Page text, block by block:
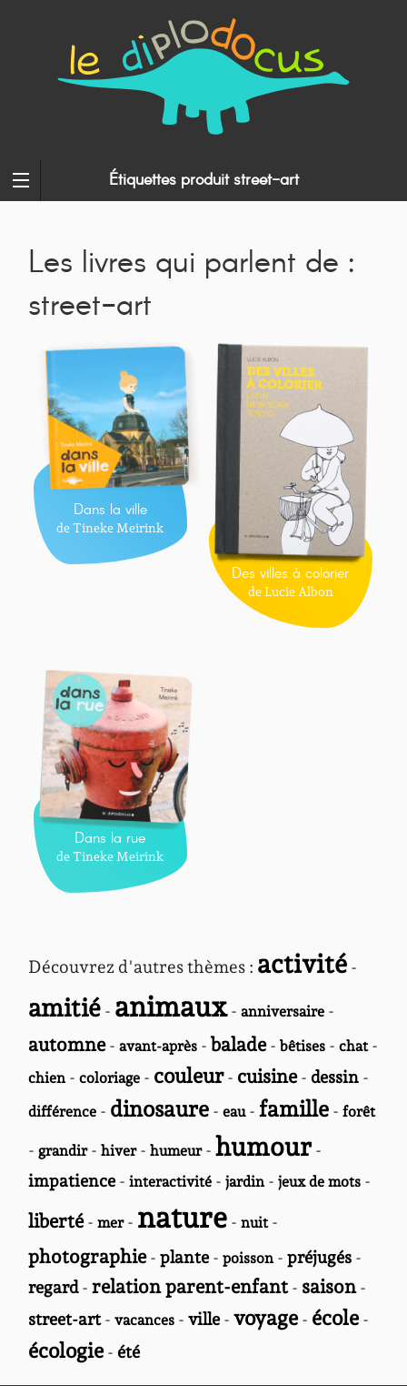
Étiquettes produit street-art
Les livres qui parlent de :
street-art
Dans la ville
de Tineke Meirink
Des villes à colorier
de Lucie Albon
Dans la rue
de Tineke Meirink
Découvrez d'autres thèmes : activité -
amitié - animaux- anniversaire -
automne- avant-après - balade- bêtises - chat-
chien- coloriage - couleur- cuisine- dessin -
différence - dinosaure - eau- famille - forêt
- grandir- hiver- humeur- humour-
impatience- interactivité - jardin- jeux de mots -
liberté- mer- nature - nuit-
photographie- plante- poisson- préjugés -
regard- relation parent-enfant- saison-
street-art- vacances - ville- voyage - école -
écologie - été